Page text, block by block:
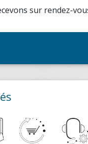
sur rendez-